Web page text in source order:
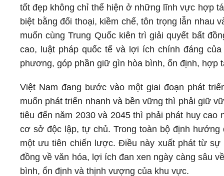
tốt đẹp không chỉ thể hiện ở những lĩnh vực hợp
biệt bằng đối thoại, kiềm chế, tôn trọng lẫn nhau
muốn cùng Trung Quốc kiên trì giải quyết bất
cao, luật pháp quốc tế và lợi ích chính đáng
phương, góp phần giữ gìn hòa bình, ổn định, hợp
Việt Nam đang bước vào một giai đoạn phát
muốn phát triển nhanh và bền vững thì phải giữ
tiêu đến năm 2030 và 2045 thì phải phát huy
cơ sở độc lập, tự chủ. Trong toàn bộ định
một ưu tiên chiến lược. Điều này xuất phát từ
đồng về văn hóa, lợi ích đan xen ngày càng sâu
bình, ổn định và thịnh vượng của khu vực.